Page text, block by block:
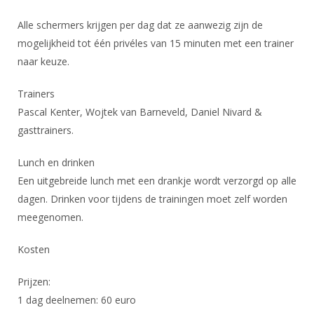
Contact
Medewerkers
Nieuws
Verenigingsondersteuning
Witte Vlekkenplan
Oprichting Vereniging
NK's
JEC
Veteranenwedstrijden
Wedstrijdorganisatie
Nieuws
Aanvragen van scheidsrechters
Scheidsrechterslijst
Import inschrijvingen uit Nahouw
Verwerk wedstrijduitslagen
Voor scheidsrechters
Scheidsrechterslijst
Scheidsrechter Documentatie
Tuchtzaken
Archief
ALV
Alle schermers krijgen per dag dat ze aanwezig zijn de
mogelijkheid tot één privéles van 15 minuten met een trainer
naar keuze.
Trainers
Pascal Kenter, Wojtek van Barneveld, Daniel Nivard &
gasttrainers.
Lunch en drinken
Een uitgebreide lunch met een drankje wordt verzorgd op alle
dagen. Drinken voor tijdens de trainingen moet zelf worden
meegenomen.
Kosten
Prijzen:
1 dag deelnemen: 60 euro